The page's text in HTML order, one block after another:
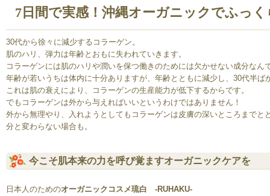
7日間で実感！沖縄オーガニックでふっ
30代から徐々に減少するコラーゲン。
肌のハリ、弾力は年齢とおもに失われていきます。
コラーゲンには肌のハリや潤いを保つ働きのためには欠かせない成分なん
年齢が若いうちは体内に十分ありますが、年齢とともに減少し、30代半ば
これは肌の衰えにより、コラーゲンの生産能力が低下するからです。
でもコラーゲンは外から与えればいいというわけではありません！
外から無理やり、入れようとしてもコラーゲンは皮膚の深いところまで
分と変わらない場合も。
今こそ肌本来の力を呼び覚ますオーガニックケアを
日本人のためのオーガニックコスメ琉白 -RUHAKU-